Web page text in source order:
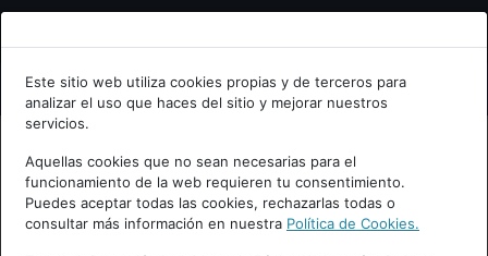
Bienvenid@ a psiquiatria.com
Escribe tu Email
Accede o regístrate con tu email.
Este sitio web utiliza cookies propias y de terceros para
analizar el uso que haces del sitio y mejorar nuestros
servicios.
Aquellas cookies que no sean necesarias para el
funcionamiento de la web requieren tu consentimiento.
Puedes aceptar todas las cookies, rechazarlas todas o
consultar más información en nuestra Política de Cookies.